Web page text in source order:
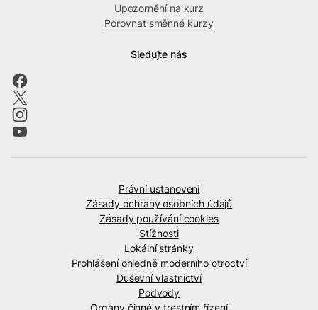
Upozornění na kurz
Porovnat směnné kurzy
Sledujte nás
Právní ustanovení
Zásady ochrany osobních údajů
Zásady používání cookies
Stížnosti
Lokální stránky
Prohlášení ohledně moderního otroctví
Duševní vlastnictví
Podvody
Orgány činné v trestním řízení